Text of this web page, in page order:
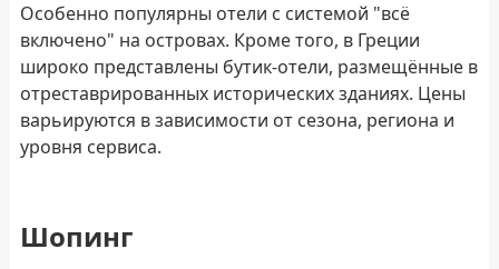
Особенно популярны отели с системой "всё
включено" на островах. Кроме того, в Греции
широко представлены бутик-отели, размещённые в
отреставрированных исторических зданиях. Цены
варьируются в зависимости от сезона, региона и
уровня сервиса.
Шопинг